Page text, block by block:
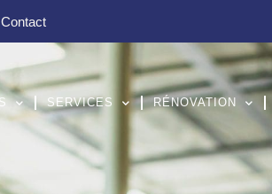
Contact
SERVICES RÉNOVATION